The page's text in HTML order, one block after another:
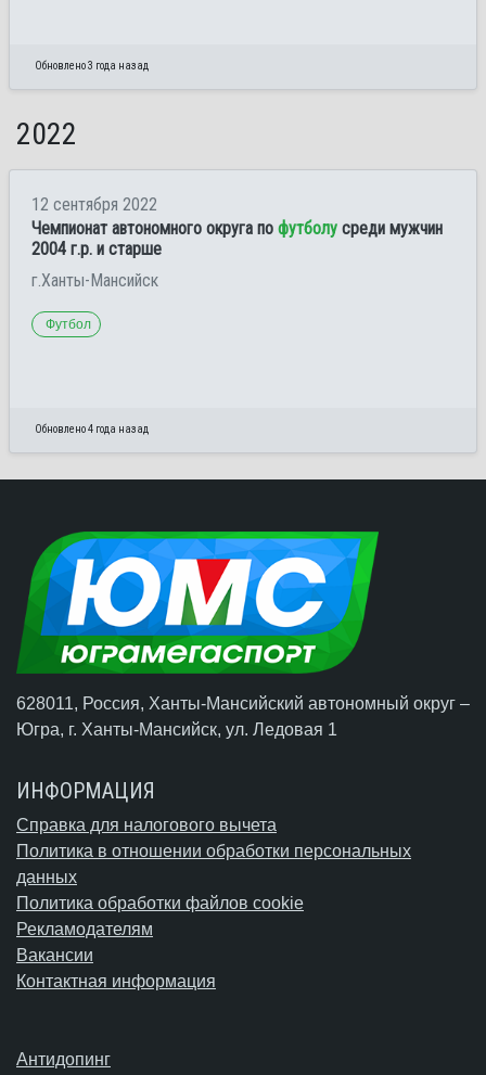
Обновлено 3 года назад
2022
12 сентября 2022
Чемпионат автономного округа по футболу среди мужчин
2004 г.р. и старше
г.Ханты-Мансийск
Футбол
Обновлено 4 года назад
628011, Россия, Ханты-Мансийский автономный округ –
Югра, г. Ханты-Мансийск, ул. Ледовая 1
ИНФОРМАЦИЯ
Справка для налогового вычета
Политика в отношении обработки персональных
данных
Политика обработки файлов cookie
Рекламодателям
Вакансии
Контактная информация
Антидопинг